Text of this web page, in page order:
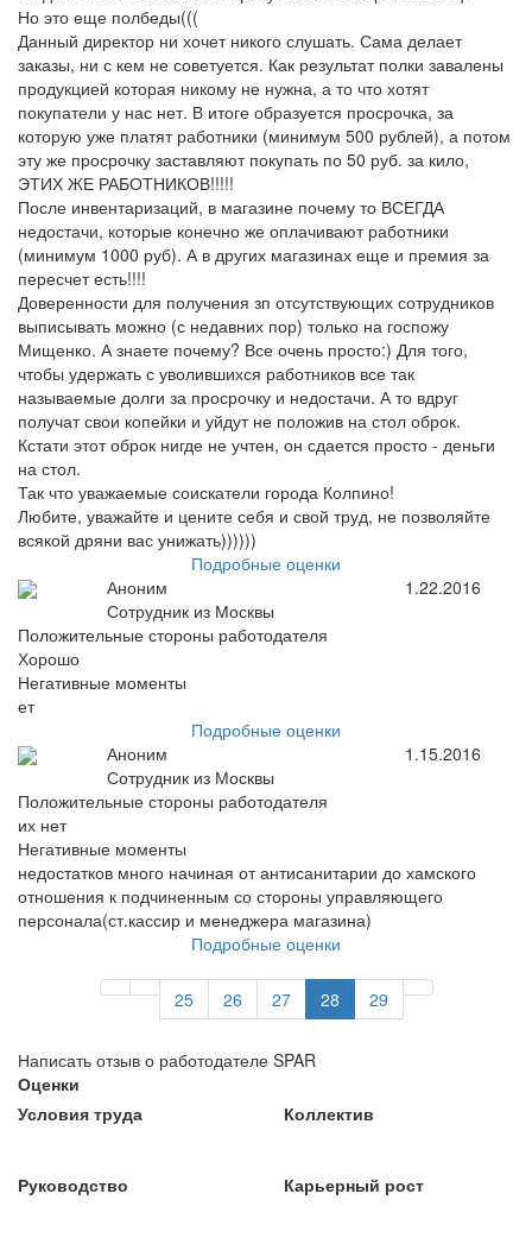
Но это еще полбеды(((
Данный директор ни хочет никого слушать. Сама делает
заказы, ни с кем не советуется. Как результат полки завалены
продукцией которая никому не нужна, а то что хотят
покупатели у нас нет. В итоге образуется просрочка, за
которую уже платят работники (минимум 500 рублей), а потом
эту же просрочку заставляют покупать по 50 руб. за кило,
ЭТИХ ЖЕ РАБОТНИКОВ!!!!!
После инвентаризаций, в магазине почему то ВСЕГДА
недостачи, которые конечно же оплачивают работники
(минимум 1000 руб). А в других магазинах еще и премия за
пересчет есть!!!!
Доверенности для получения зп отсутствующих сотрудников
выписывать можно (с недавних пор) только на госпожу
Мищенко. А знаете почему? Все очень просто:) Для того,
чтобы удержать с уволившихся работников все так
называемые долги за просрочку и недостачи. А то вдруг
получат свои копейки и уйдут не положив на стол оброк.
Кстати этот оброк нигде не учтен, он сдается просто - деньги
на стол.
Так что уважаемые соискатели города Колпино!
Любите, уважайте и цените себя и свой труд, не позволяйте
всякой дряни вас унижать))))))
Подробные оценки
Аноним
Сотрудник из Москвы
1.22.2016
Положительные стороны работодателя
Хорошо
Негативные моменты
ет
Подробные оценки
Аноним
Сотрудник из Москвы
1.15.2016
Положительные стороны работодателя
их нет
Негативные моменты
недостатков много начиная от антисанитарии до хамского
отношения к подчиненным со стороны управляющего
персонала(ст.кассир и менеджера магазина)
Подробные оценки
25 26 27 28 29
Написать отзыв о работодателе SPAR
Оценки
Условия труда
Коллектив
Руководство Карьерный рост